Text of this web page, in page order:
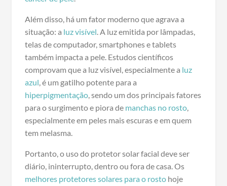
Além disso, há um fator moderno que agrava a
situação: a luz visível. A luz emitida por lâmpadas,
telas de computador, smartphones e tablets
também impacta a pele. Estudos científicos
comprovam que a luz visível, especialmente a luz
azul, é um gatilho potente para a
hiperpigmentação, sendo um dos principais fatores
para o surgimento e piora de manchas no rosto,
especialmente em peles mais escuras e em quem
tem melasma.
Portanto, o uso do protetor solar facial deve ser
diário, ininterrupto, dentro ou fora de casa. Os
melhores protetores solares para o rostohoje